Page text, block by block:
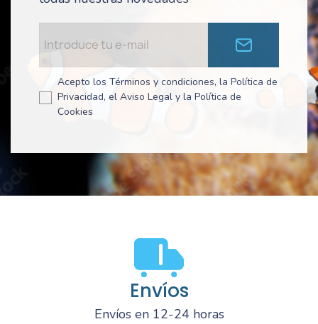
Acepto los Términos y condiciones, la Política de
Privacidad, el Aviso Legal y la Política de
Cookies
Envíos
Envíos en 12-24 horas